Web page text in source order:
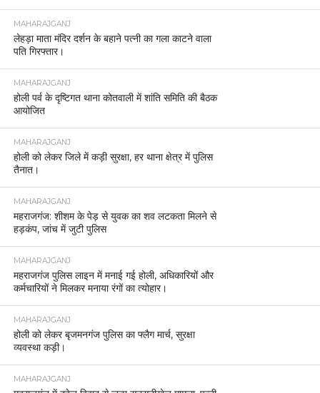
MAHARAJGANJ
लेहड़ा माता मंदिर दर्शन के बहाने पत्नी का गला काटने वाला
पति गिरफ्तार।
MAHARAJGANJ
होली पर्व के दृष्टिगत थाना कोतवाली में शांति समिति की बैठक
आयोजित
MAHARAJGANJ
होली को लेकर जिले में कड़ी सुरक्षा, हर थाना क्षेत्र में पुलिस
तैनात।
MAHARAJGANJ
महराजगंज: शीशम के पेड़ से युवक का शव लटकता मिलने से
हड़कंप, जांच में जुटी पुलिस
MAHARAJGANJ
महराजगंज पुलिस लाइन में मनाई गई होली, अधिकारियों और
कर्मचारियों ने मिलकर मनाया रंगों का त्योहार।
MAHARAJGANJ
होली को लेकर बृजमनगंज पुलिस का फ्लैग मार्च, सुरक्षा
व्यवस्था कड़ी।
MAHARAJGANJ